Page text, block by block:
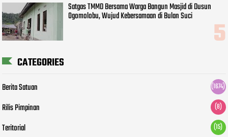
Satgas TMMD Bersama Warga Bangun Masjid di Dusun
Ogomolobu, Wujud Kebersamaan di Bulan Suci
CATEGORIES
Berita Satuan (1674)
Rilis Pimpinan (8)
Teritorial (15)